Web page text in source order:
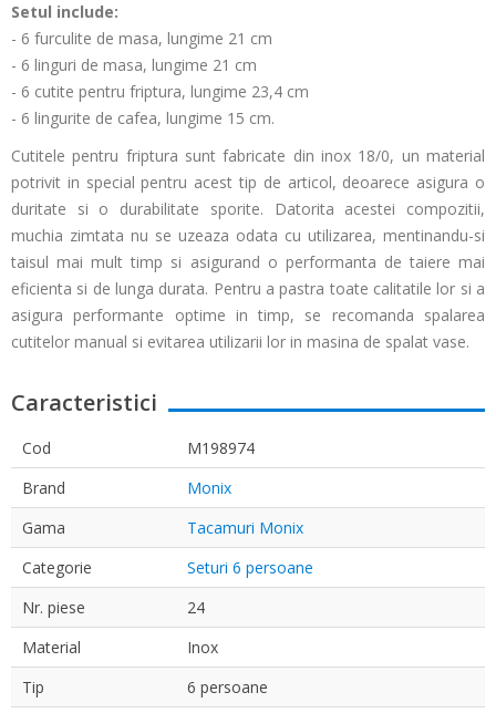
Setul include:
- 6 furculite de masa, lungime 21 cm
- 6 linguri de masa, lungime 21 cm
- 6 cutite pentru friptura, lungime 23,4 cm
- 6 lingurite de cafea, lungime 15 cm.
Cutitele pentru friptura sunt fabricate din inox 18/0, un material
potrivit in special pentru acest tip de articol, deoarece asigura o
duritate si o durabilitate sporite. Datorita acestei compozitii,
muchia zimtata nu se uzeaza odata cu utilizarea, mentinandu-si
taisul mai mult timp si asigurand o performanta de taiere mai
eficienta si de lunga durata. Pentru a pastra toate calitatile lor si a
asigura performante optime in timp, se recomanda spalarea
cutitelor manual si evitarea utilizarii lor in masina de spalat vase.
Caracteristici
Cod
M198974
Brand
Monix
Gama
Tacamuri Monix
Categorie
Seturi 6 persoane
Nr. piese
24
Material
Inox
Tip
6 persoane